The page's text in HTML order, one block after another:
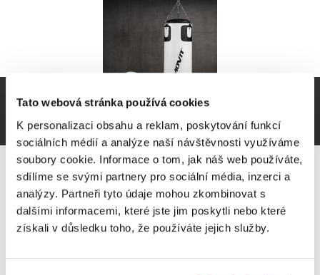
Tato webová stránka používá cookies
K personalizaci obsahu a reklam, poskytování funkcí
sociálních médií a analýze naší návštěvnosti využíváme
soubory cookie. Informace o tom, jak náš web používáte,
sdílíme se svými partnery pro sociální média, inzerci a
analýzy. Partneři tyto údaje mohou zkombinovat s
dalšími informacemi, které jste jim poskytli nebo které
získali v důsledku toho, že používáte jejich služby.
MOVIT Boxovací sada pro dospělé, bílá
ZLEVNĚNO -20 % Do košíku